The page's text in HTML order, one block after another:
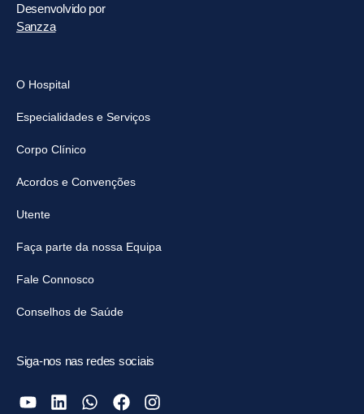
Desenvolvido por
Sanzza
O Hospital
Especialidades e Serviços
Corpo Clínico
Acordos e Convenções
Utente
Faça parte da nossa Equipa
Fale Connosco
Conselhos de Saúde
Siga-nos nas redes sociais